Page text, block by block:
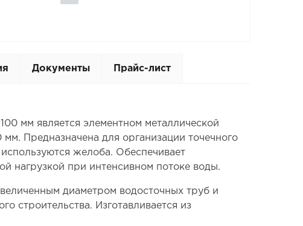
Документы Прайс-лист
мм является элементном металлической
Предназначена для организации точечного
желоба. Обеспечивает
нагрузкой при интенсивном потоке воды.
диаметром водосточных труб и
строительства. Изготавливается из